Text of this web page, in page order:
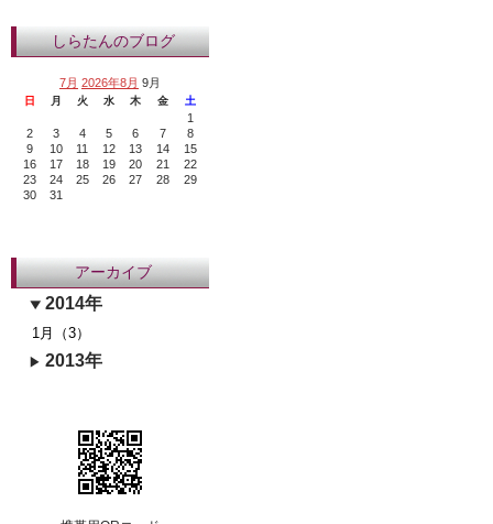
しらたんのブログ
7月 2026年8月 9月
日 月 火 水 木 金 土
1
2
3 4 5 6 7
8
9
10 11 12 13 14
15
16
17 18 19 20 21
22
23
24 25 26 27 28
29
30
31
アーカイブ
2014年
1月（3）
2013年